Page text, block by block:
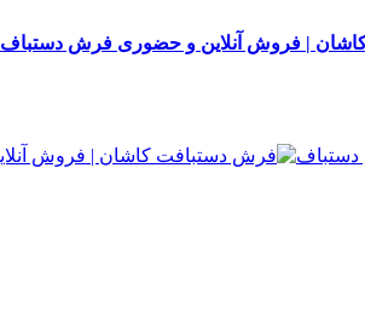
| فروش آنلاین و حضوری فرش دستباف